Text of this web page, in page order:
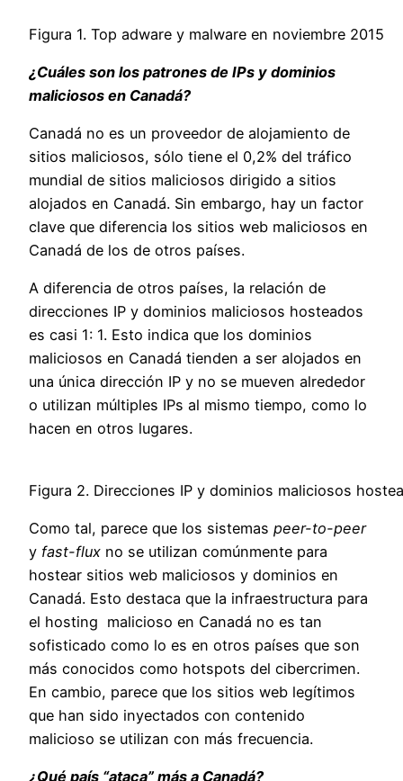
Figura 1. Top adware y malware en noviembre 2015
¿Cuáles son los patrones de IPs y dominios
maliciosos en Canadá?
Canadá no es un proveedor de alojamiento de
sitios maliciosos, sólo tiene el 0,2% del tráfico
mundial de sitios maliciosos dirigido a sitios
alojados en Canadá. Sin embargo, hay un factor
clave que diferencia los sitios web maliciosos en
Canadá de los de otros países.
A diferencia de otros países, la relación de
direcciones IP y dominios maliciosos hosteados
es casi 1: 1. Esto indica que los dominios
maliciosos en Canadá tienden a ser alojados en
una única dirección IP y no se mueven alrededor
o utilizan múltiples IPs al mismo tiempo, como lo
hacen en otros lugares.
Figura 2. Direcciones IP y dominios maliciosos
Como tal, parece que los sistemas peer-to-peer
y fast-flux no se utilizan comúnmente para
hostear sitios web maliciosos y dominios en
Canadá. Esto destaca que la infraestructura para
el hosting malicioso en Canadá no es tan
sofisticado como lo es en otros países que son
más conocidos como hotspots del cibercrimen.
En cambio, parece que los sitios web legítimos
que han sido inyectados con contenido
malicioso se utilizan con más frecuencia.
¿Qué país “ataca” más a Canadá?